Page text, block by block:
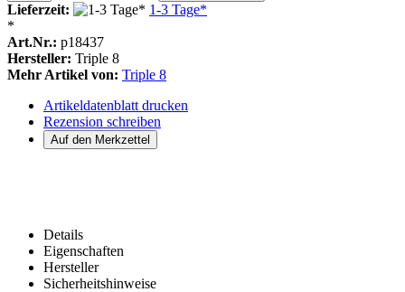
Lieferzeit:
1-3 Tage*
*
Art.Nr.: p18437
Hersteller: Triple 8
Mehr Artikel von: Triple 8
Artikeldatenblatt drucken
Rezension schreiben
Details
Eigenschaften
Hersteller
Sicherheitshinweise